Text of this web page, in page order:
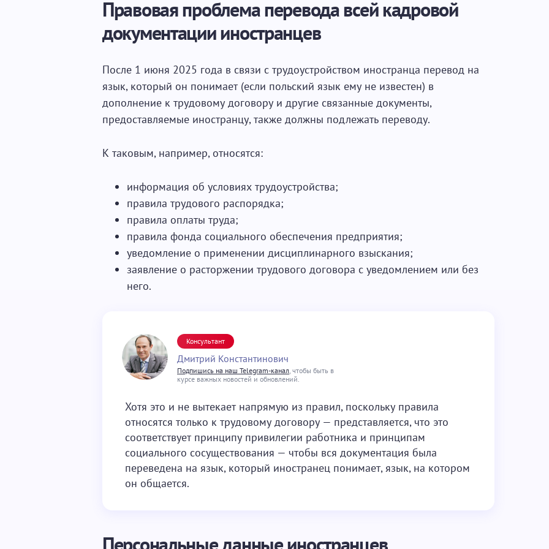
Правовая проблема перевода всей кадровой
документации иностранцев
После 1 июня 2025 года в связи с трудоустройством иностранца перевод на
язык, который он понимает (если польский язык ему не известен) в
дополнение к трудовому договору и другие связанные документы,
предоставляемые иностранцу, также должны подлежать переводу.
К таковым, например, относятся:
информация об условиях трудоустройства;
правила трудового распорядка;
правила оплаты труда;
правила фонда социального обеспечения предприятия;
уведомление о применении дисциплинарного взыскания;
заявление о расторжении трудового договора с уведомлением или без
него.
Консультант
Дмитрий Константинович
Подпишись на наш Telegram-канал, чтобы быть в
курсе важных новостей и обновлений.
Хотя это и не вытекает напрямую из правил, поскольку правила
относятся только к трудовому договору — представляется, что это
соответствует принципу привилегии работника и принципам
социального сосуществования — чтобы вся документация была
переведена на язык, который иностранец понимает, язык, на котором
он общается.